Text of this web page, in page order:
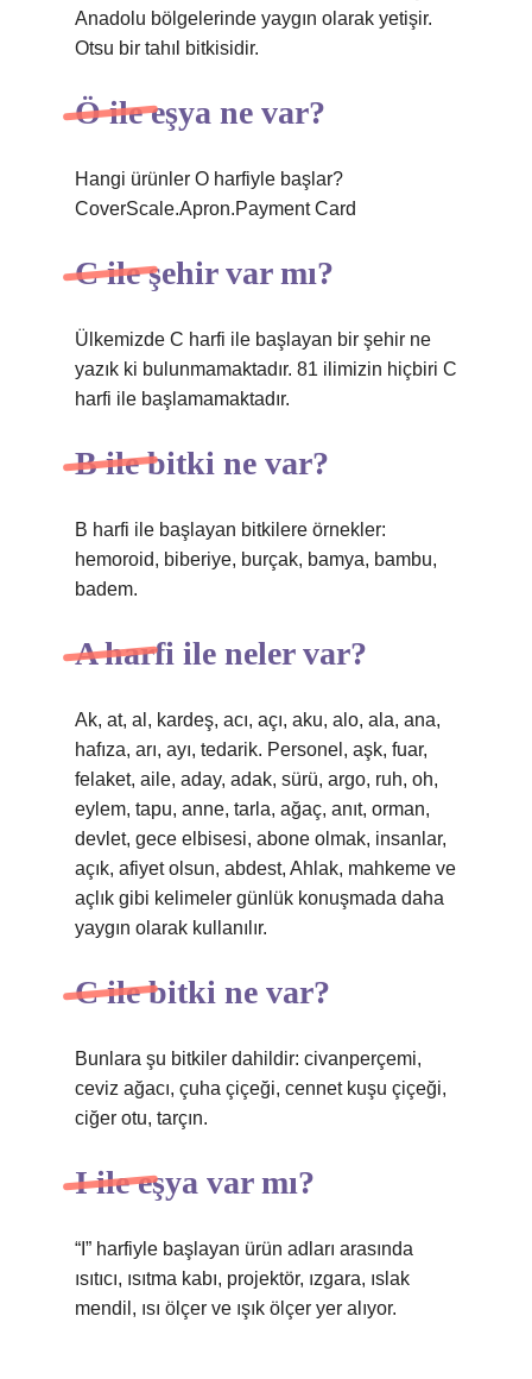
Anadolu bölgelerinde yaygın olarak yetişir.
Otsu bir tahıl bitkisidir.
Ö ile eşya ne var?
Hangi ürünler O harfiyle başlar?
CoverScale.Apron.Payment Card
C ile şehir var mı?
Ülkemizde C harfi ile başlayan bir şehir ne
yazık ki bulunmamaktadır. 81 ilimizin hiçbiri C
harfi ile başlamamaktadır.
B ile bitki ne var?
B harfi ile başlayan bitkilere örnekler:
hemoroid, biberiye, burçak, bamya, bambu,
badem.
A harfi ile neler var?
Ak, at, al, kardeş, acı, açı, aku, alo, ala, ana,
hafıza, arı, ayı, tedarik. Personel, aşk, fuar,
felaket, aile, aday, adak, sürü, argo, ruh, oh,
eylem, tapu, anne, tarla, ağaç, anıt, orman,
devlet, gece elbisesi, abone olmak, insanlar,
açık, afiyet olsun, abdest, Ahlak, mahkeme ve
açlık gibi kelimeler günlük konuşmada daha
yaygın olarak kullanılır.
C ile bitki ne var?
Bunlara şu bitkiler dahildir: civanperçemi,
ceviz ağacı, çuha çiçeği, cennet kuşu çiçeği,
ciğer otu, tarçın.
I ile eşya var mı?
“I” harfiyle başlayan ürün adları arasında
ısıtıcı, ısıtma kabı, projektör, ızgara, ıslak
mendil, ısı ölçer ve ışık ölçer yer alıyor.